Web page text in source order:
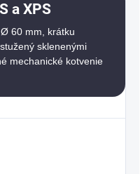
a XPS
60 mm, krátku
sklenenými
mechanické kotvenie